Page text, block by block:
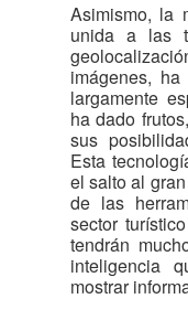
Asimismo, la
unida a las
imágenes,
largamente
ha dado
sus
Esta
el salto al
de las
sector
tendrán
inteligencia
mostrar